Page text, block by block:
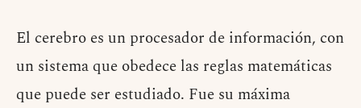
El cerebro es un procesador de información, con
un sistema que obedece las reglas matemáticas
que puede ser estudiado. Fue su máxima